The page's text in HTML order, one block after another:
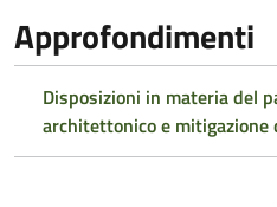
Approfondimenti
Disposizioni in materia del
architettonico e mitigazione